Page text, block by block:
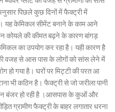
पिछले कुछ दिनों में फैक्ट्री में
यह केमिकल सीमेंट बनाने के काम आने
कोयले की कीमत बढ़ने के कारण बांगड़
का उपयोग कर रहा है। यही कारण है
वजह से आस पास के लोगों को सांस लेने में
हो गया है। घरों पर मिट्टी की परत आ
भी कठिन है। फैक्ट्री से जो जरीला पानी
बंजर हो रही है ।आसपास के कुओं और
ग्रामीण फैक्ट्री के बाहर लगातार धरना